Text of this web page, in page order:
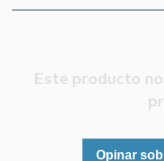
Este producto
Opinar